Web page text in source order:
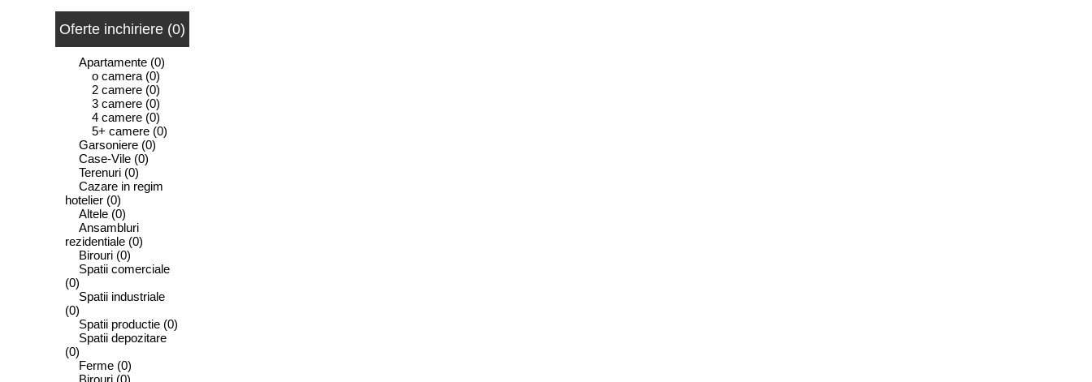
Oferte inchiriere (0)
Apartamente(0)
o camera(0)
2 camere(0)
3 camere(0)
4 camere(0)
5+ camere(0)
Garsoniere(0)
Case-Vile(0)
Terenuri(0)
Cazare in regim
hotelier(0)
Altele(0)
Ansambluri
rezidentiale(0)
Birouri(0)
Spatii comerciale
(0)
Spatii industriale
(0)
Spatii productie(0)
Spatii depozitare
(0)
Ferme(0)
Birouri(0)